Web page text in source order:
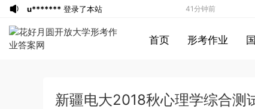
首页 形考作业
新疆电大2018秋心理学综合测
u******* 登录了本站 41分钟前
游客下载了资源2021年0327安徽公务
员考试《行测》真题答案及解析
u******* 3小时前
《申论》真题及参考答案（黑龙江省市
u*******登录了本站 5小时前